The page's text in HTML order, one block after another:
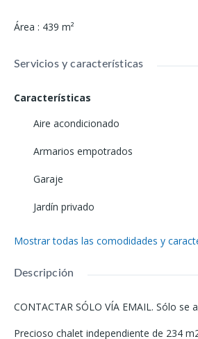
Área : 439 m²
Servicios y características
Características
Aire acondicionado
Armarios empotrados
Garaje
Jardín privado
Mostrar todas las comodidades y
Descripción
CONTACTAR SÓLO VÍA EMAIL. Sólo se
Precioso chalet independiente de 234